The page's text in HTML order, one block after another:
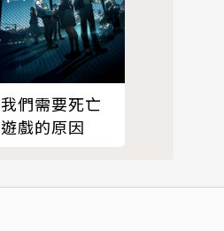
我們需要死亡
遊戲的原因